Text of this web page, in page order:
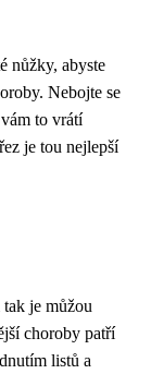
nůžky, abyste
Nebojte se
to vrátí
je tou nejlepší
je můžou
choroby patří
listů a